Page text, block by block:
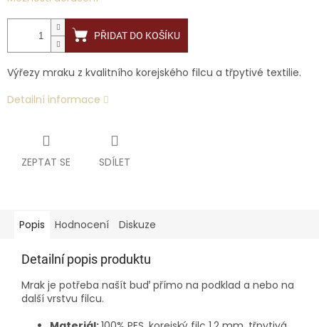
PŘIDAT DO KOŠÍKU
Výřezy mraku z kvalitního korejského filcu a třpytivé textilie.
Detailní informace
ZEPTAT SE SDÍLET
Popis Hodnocení Diskuze
Detailní popis produktu
Mrak je potřeba našít buď přímo na podklad a nebo na
další vrstvu filcu.